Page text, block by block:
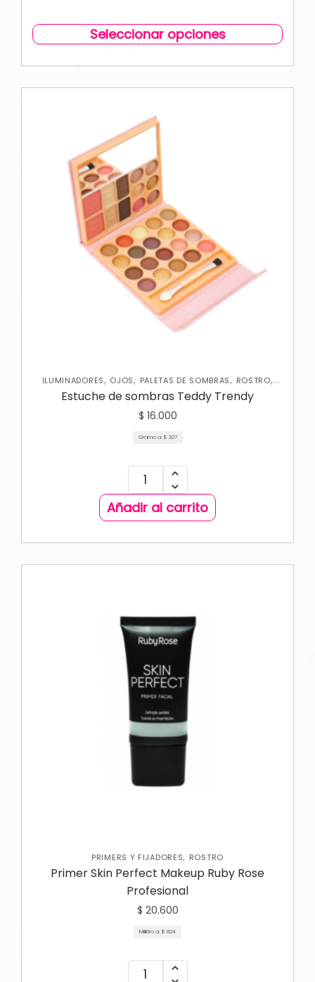
Seleccionar opciones
ILUMINADORES, OJOS, PALETAS DE SOMBRAS, ROSTRO,
RUBORES
Estuche de sombras Teddy Trendy
$ 16.000
Gramo a: $ 327
Añadir al carrito
PRIMERS Y FIJADORES, ROSTRO
Primer Skin Perfect Makeup Ruby Rose
Profesional
$ 20.600
Mililitro a: $ 824